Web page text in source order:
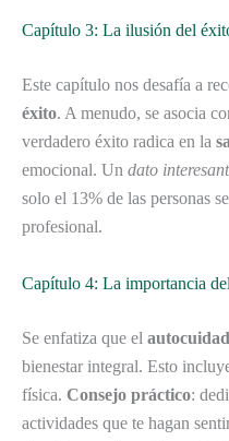
Capítulo 3: La ilusión del
Este capítulo nos desafía a
éxito. A menudo, se asocia
verdadero éxito radica en la
emocional. Un dato
solo el 13% de las personas
profesional.
Capítulo 4: La importancia
Se enfatiza que el
bienestar integral. Esto
física. Consejo práctico:
actividades que te hagan